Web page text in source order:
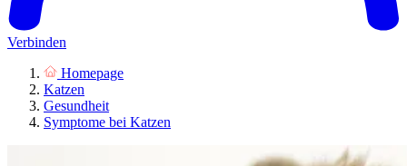
Verbinden
Homepage
Katzen
Gesundheit
Symptome bei Katzen